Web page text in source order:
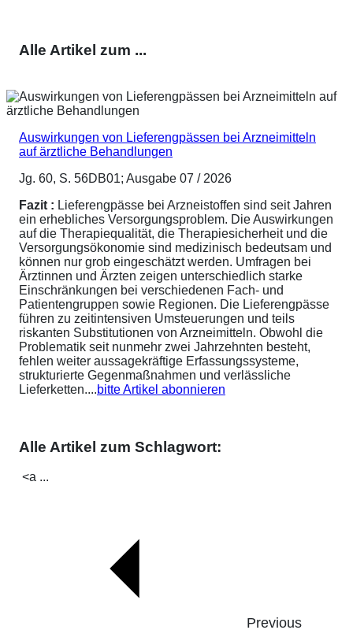
Alle Artikel zum ...
Auswirkungen von Lieferengpässen bei Arzneimitteln
auf ärztliche Behandlungen
Jg. 60, S. 56DB01; Ausgabe 07 / 2026
Fazit : Lieferengpässe bei Arzneistoffen sind seit Jahren
ein erhebliches Versorgungsproblem. Die Auswirkungen
auf die Therapiequalität, die Therapiesicherheit und die
Versorgungsökonomie sind medizinisch bedeutsam und
können nur grob eingeschätzt werden. Umfragen bei
Ärztinnen und Ärzten zeigen unterschiedlich starke
Einschränkungen bei verschiedenen Fach- und
Patientengruppen sowie Regionen. Die Lieferengpässe
führen zu zeitintensiven Umsteuerungen und teils
riskanten Substitutionen von Arzneimitteln. Obwohl die
Problematik seit nunmehr zwei Jahrzehnten besteht,
fehlen weiter aussagekräftige Erfassungssysteme,
strukturierte Gegenmaßnahmen und verlässliche
Lieferketten....bitte Artikel abonnieren
Alle Artikel zum Schlagwort:
<a ...
Previous